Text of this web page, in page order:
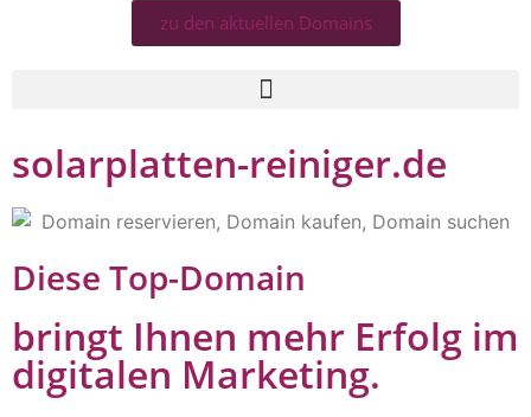
zu den aktuellen Domains​
solarplatten-reiniger.de
Diese Top-Domain
bringt Ihnen mehr Erfolg im
digitalen Marketing.